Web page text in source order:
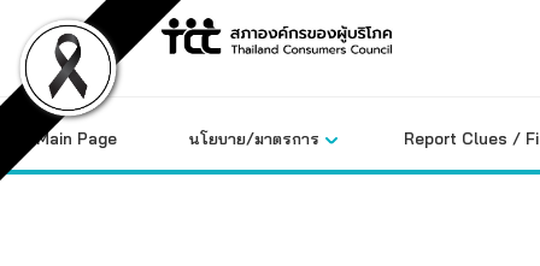
content
Main Page นโยบาย/มาตรการ Report Clues /